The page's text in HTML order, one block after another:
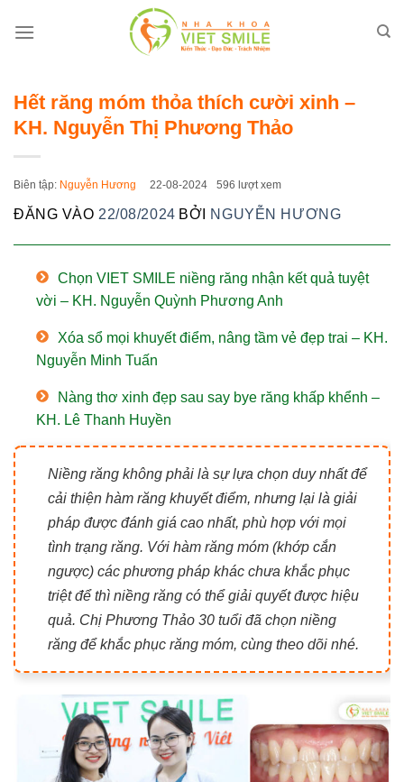
qua
Hết răng móm thỏa thích cười xinh –
KH. Nguyễn Thị Phương Thảo
Biên tập: Nguyễn Hương 22-08-2024 596 lượt xem
ĐĂNG VÀO 22/08/2024 BỞI NGUYỄN HƯƠNG
Chọn VIET SMILE niềng răng nhận kết quả tuyệt
vời – KH. Nguyễn Quỳnh Phương Anh
Xóa sổ mọi khuyết điểm, nâng tầm vẻ đẹp trai – KH.
Nguyễn Minh Tuấn
Nàng thơ xinh đẹp sau say bye răng khấp khểnh –
KH. Lê Thanh Huyền
Niềng răng không phải là sự lựa chọn duy nhất để
cải thiện hàm răng khuyết điểm, nhưng lại là giải
pháp được đánh giá cao nhất, phù hợp với mọi
tình trạng răng. Với hàm răng móm (khớp cắn
ngược) các phương pháp khác chưa khắc phục
triệt để thì niềng răng có thể giải quyết được hiệu
quả. Chị Phương Thảo 30 tuổi đã chọn niềng
răng để khắc phục răng móm, cùng theo dõi nhé.